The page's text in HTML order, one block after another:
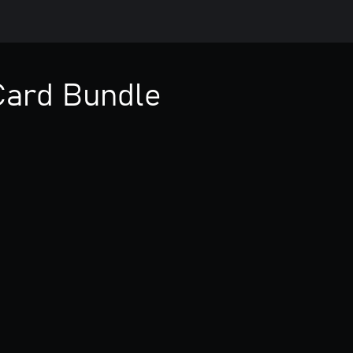
Bundle